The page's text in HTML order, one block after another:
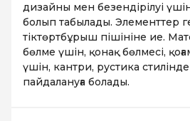
дизайны мен безендірілуі
болып табылады. Элементтер
тіктөртбұрыш пішініне ие.
бөлме үшін, қонақ бөлмесі,
үшін, кантри, рустика
пайдалануға болады.